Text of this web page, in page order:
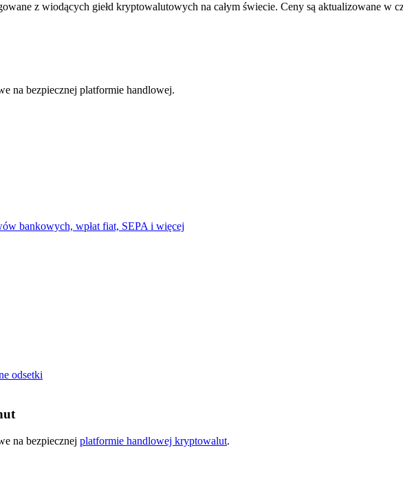
z wiodących giełd kryptowalutowych na całym świecie. Ceny są aktualizowane w
na bezpiecznej platformie handlowej.
bankowych, wpłat fiat, SEPA i więcej
odsetki
na bezpiecznej platformie handlowej kryptowalut.